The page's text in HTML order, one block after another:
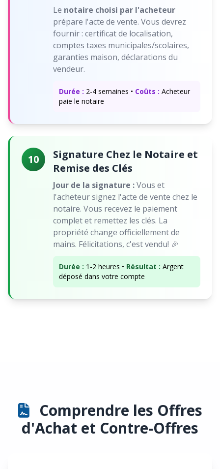
Le notaire choisi par l'acheteur
prépare l'acte de vente. Vous devrez
fournir : certificat de localisation,
comptes taxes municipales/scolaires,
garanties maison, déclarations du
vendeur.
Durée : 2-4 semaines • Coûts : Acheteur
paie le notaire
10
Signature Chez le Notaire et
Remise des Clés
Jour de la signature :Vous et
l'acheteur signez l'acte de vente chez le
notaire. Vous recevez le paiement
complet et remettez les clés. La
propriété change officiellement de
mains. Félicitations, c'est vendu! 🎉
Durée : 1-2 heures • Résultat : Argent
déposé dans votre compte
Comprendre les Offres
d'Achat et Contre-Offres